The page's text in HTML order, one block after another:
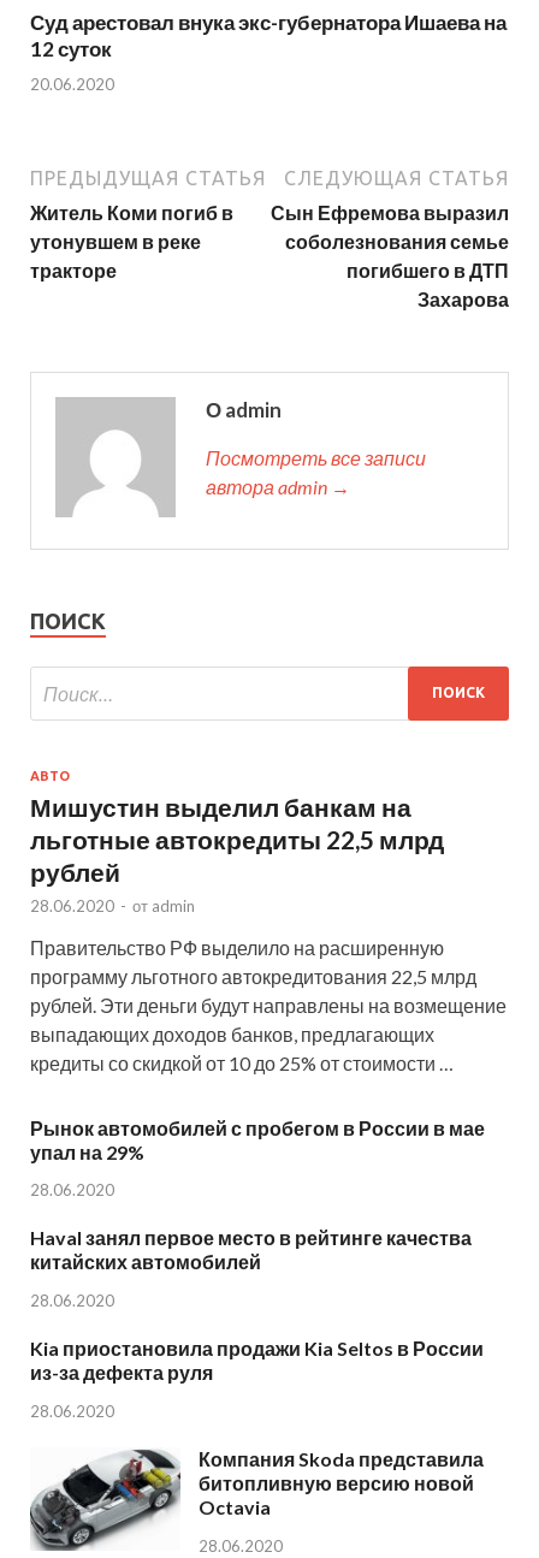
Суд арестовал внука экс-губернатора Ишаева на
12 суток
20.06.2020
ПРЕДЫДУЩАЯ СТАТЬЯ
Житель Коми погиб в
утонувшем в реке
тракторе
СЛЕДУЮЩАЯ СТАТЬЯ
Сын Ефремова выразил
соболезнования семье
погибшего в ДТП
Захарова
О admin
Посмотреть все записи
автора admin →
ПОИСК
АВТО
Мишустин выделил банкам на
льготные автокредиты 22,5 млрд
рублей
28.06.2020 - от admin
Правительство РФ выделило на расширенную
программу льготного автокредитования 22,5 млрд
рублей. Эти деньги будут направлены на возмещение
выпадающих доходов банков, предлагающих
кредиты со скидкой от 10 до 25% от стоимости …
Рынок автомобилей с пробегом в России в мае
упал на 29%
28.06.2020
Haval занял первое место в рейтинге качества
китайских автомобилей
28.06.2020
Kia приостановила продажи Kia Seltos в России
из-за дефекта руля
28.06.2020
Компания Skoda представила
битопливную версию новой
Octavia
28.06.2020